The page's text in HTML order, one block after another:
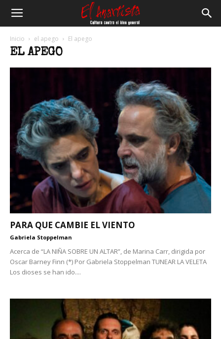
Anartista
Inicio el apego El apego
EL APEGO
PARA QUE CAMBIE EL VIENTO
Gabriela Stoppelman
Acerca de “LA NIÑA SOBRE UN ALTAR”, de Marina Carr, dirigida por
Oscar Barney Finn (*) Por Gabriela Stoppelman TUNEAR LA VELETA
Los dioses se han ido....